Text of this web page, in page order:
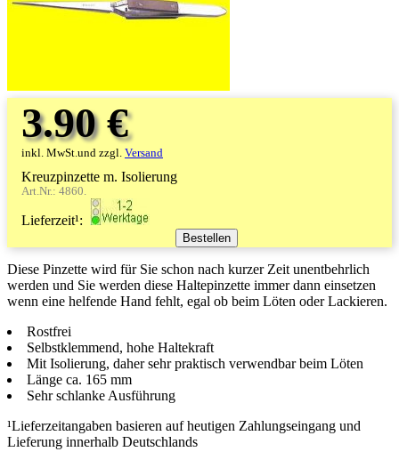
3.90 €
inkl. MwSt.und zzgl. Versand
Kreuzpinzette m. Isolierung
Art.Nr.: 4860.
Lieferzeit¹:
Diese Pinzette wird für Sie schon nach kurzer Zeit unentbehrlich
werden und Sie werden diese Haltepinzette immer dann einsetzen
wenn eine helfende Hand fehlt, egal ob beim Löten oder Lackieren.
Rostfrei
Selbstklemmend, hohe Haltekraft
Mit Isolierung, daher sehr praktisch verwendbar beim Löten
Länge ca. 165 mm
Sehr schlanke Ausführung
¹Lieferzeitangaben basieren auf heutigen Zahlungseingang und
Lieferung innerhalb Deutschlands